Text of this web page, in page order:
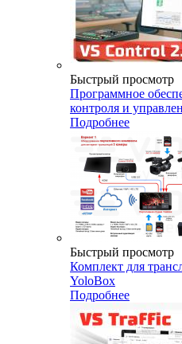
Быстрый просмотр
Программное
контроля и
Подробнее
Быстрый просмотр
Комплект для
YoloBox
Подробнее